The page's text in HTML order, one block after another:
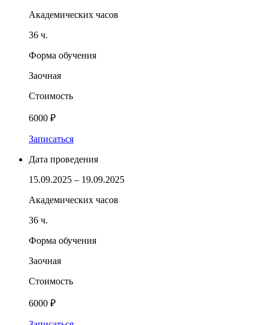
Академических часов
36 ч.
Форма обучения
Заочная
Стоимость
6000 ₽
Записаться
Дата проведения
15.09.2025 – 19.09.2025
Академических часов
36 ч.
Форма обучения
Заочная
Стоимость
6000 ₽